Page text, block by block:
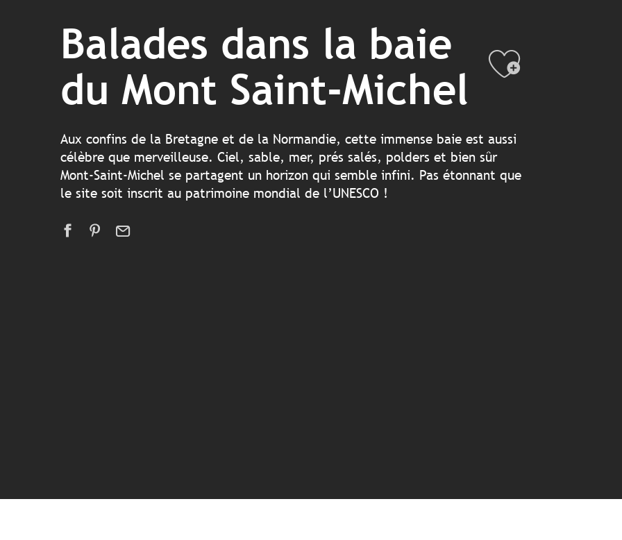
Balades dans la baie
du Mont Saint-Michel
Aux confins de la Bretagne et de la Normandie, cette immense baie est aussi
célèbre que merveilleuse. Ciel, sable, mer, prés salés, polders et bien sûr
Mont-Saint-Michel se partagent un horizon qui semble infini. Pas étonnant que
le site soit inscrit au patrimoine mondial de l’UNESCO !